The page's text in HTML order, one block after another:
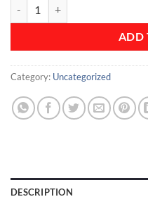
ADD
Category: Uncategorized
DESCRIPTION